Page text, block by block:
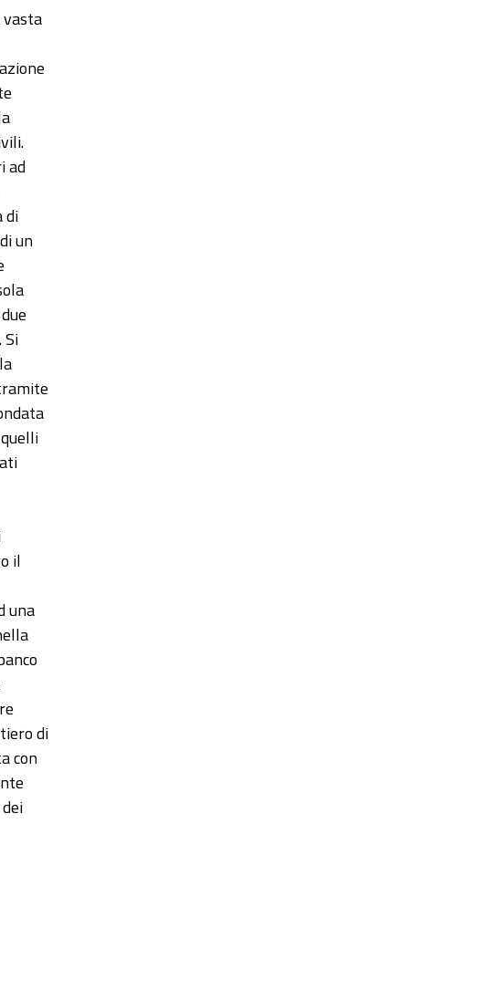
ad
di
un
Si
il
una
di
con